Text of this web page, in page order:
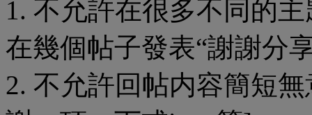
1. 不允許在很多不同的
在幾個帖子發表“謝謝分
2. 不允許回帖内容簡短